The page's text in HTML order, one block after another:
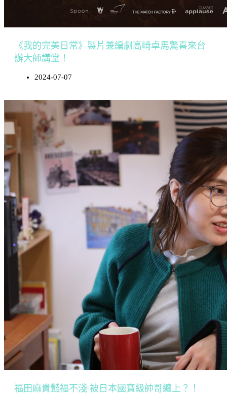
《我的完美日常》製片兼編劇高崎卓馬驚喜來台
辦大師講堂！
2024-07-07
福田麻貴豔福不淺 被日本國寶級帥哥纏上？！